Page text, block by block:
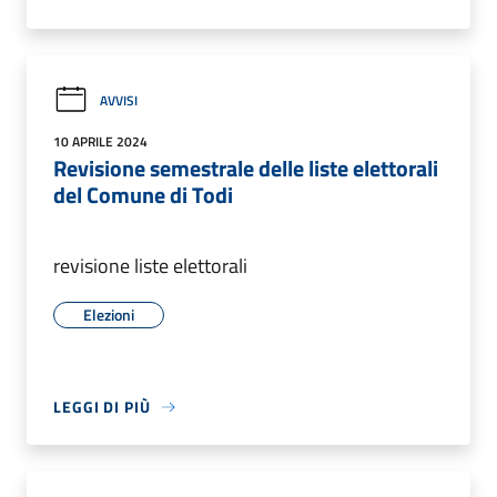
AVVISI
10 APRILE 2024
Revisione semestrale delle liste elettorali
del Comune di Todi
revisione liste elettorali
Elezioni
LEGGI DI PIÙ